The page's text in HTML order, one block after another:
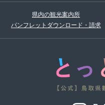
県内の観光案内所
パンフレットダウンロード・請求